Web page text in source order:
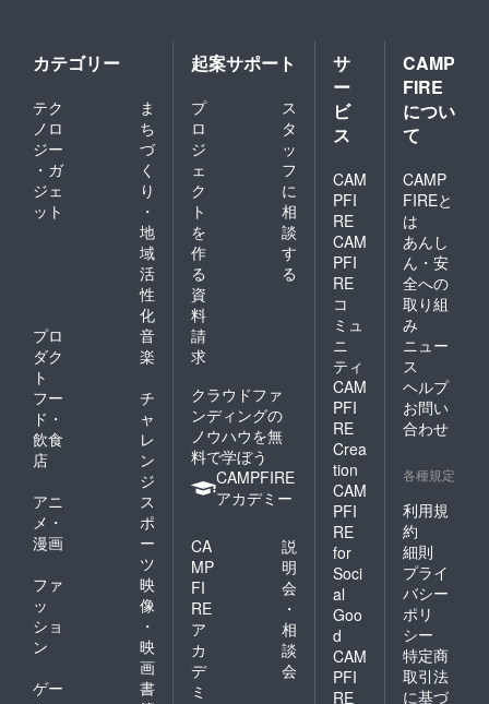
カテゴリー
テク
ノロ
ジー
・ガ
ジェ
ット
ま
ち
づ
く
り
・
地
域
活
性
化
プロ
ダク
ト
音
楽
フー
ド・
飲食
店
チ
ャ
レ
ン
ジ
アニ
メ・
漫画
ス
ポ
ー
ツ
ファ
ッ
ショ
ン
映
像
・
映
画
ゲー
書
起案サポート
プ
ロ
ジ
ェ
ク
ト
を
作
る
ス
タ
ッ
フ
に
相
談
す
る
資
料
請
求
クラウドファ
ンディングの
ノウハウを無
料で学ぼう
CAMPFIRE
アカデミー
CA
MP
FI
RE
ア
カ
デ
ミ
説
明
会
・
相
談
会
サ
ー
ビ
ス
CAM
PFI
RE
CAM
PFI
RE
コ
ミュ
ニ
ティ
CAM
PFI
RE
Crea
tion
CAM
PFI
RE
for
Soci
al
Goo
d
CAM
PFI
RE
CAMP
FIRE
につい
て
CAMP
FIREと
は
あんし
ん・安
全への
取り組
み
ニュー
ス
ヘルプ
お問い
合わせ
各種規定
利用規
約
細則
プライ
バシー
ポリ
シー
特定商
取引法
に基づ